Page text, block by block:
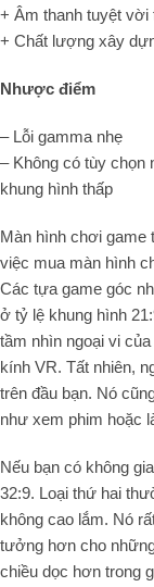
+ Âm thanh tuyệt vời
+ Chất lượng xây
Nhược điểm
– Lỗi gamma nhẹ
– Không có tùy chọn
khung hình thấp
Màn hình chơi game
việc mua màn hình
Các tựa game góc
ở tỷ lệ khung hình
tầm nhìn ngoại vi
kính VR. Tất nhiên,
trên đầu bạn. Nó
như xem phim hoặc
Nếu bạn có không
32:9. Loại thứ hai
không cao lắm. Nó
tưởng hơn cho
chiều dọc hơn trong